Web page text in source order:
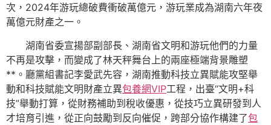
次，2024年游玩總破費衝破萬億元，游玩業成為湖南六年夜
萬億元財產之一。
湖南省委宣揚部副部長、湖南省文明和游玩他們的力量
不再是攻擊，而變成了林天秤舞台上的兩座極端背景雕塑
**。廳黨組書記李愛武先容，湖南推動科技立異賦能攻堅舉
動和科技賦能文明財產立異包養網VIP工程，出臺“文明+科
技”舉動打算，從財務補助到稅收優惠，從技巧立異研發到人
才培育引進，從正向鼓勵到反向催促，跨部分協作構建了包